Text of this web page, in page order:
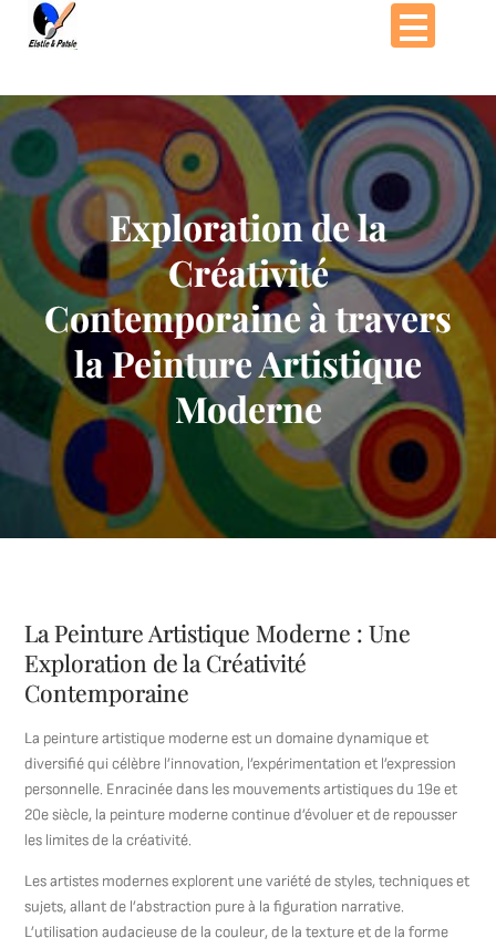
Passer
Exploration de la
Créativité
Contemporaine à travers
la Peinture Artistique
Moderne
La Peinture Artistique Moderne : Une
Exploration de la Créativité
Contemporaine
La peinture artistique moderne est un domaine dynamique et
diversifié qui célèbre l’innovation, l’expérimentation et l’expression
personnelle. Enracinée dans les mouvements artistiques du 19e et
20e siècle, la peinture moderne continue d’évoluer et de repousser
les limites de la créativité.
Les artistes modernes explorent une variété de styles, techniques et
sujets, allant de l’abstraction pure à la figuration narrative.
L’utilisation audacieuse de la couleur, de la texture et de la forme